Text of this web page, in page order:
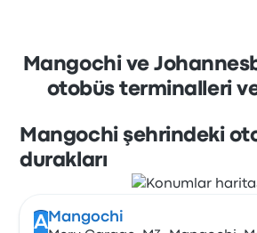
Mangochi ve
otobüs terminalleri
Mangochi şehrindeki
durakları
A Mangochi